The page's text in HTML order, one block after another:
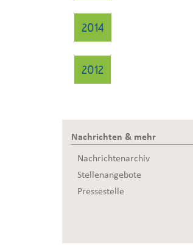
2014
2012
Nachrichten & mehr
Nachrichtenarchiv
Stellenangebote
Pressestelle